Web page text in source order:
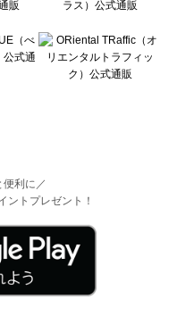
利に／
ントプレゼント！